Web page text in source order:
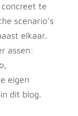
concreet te
scenario’s
elkaar.
assen:
eigen
dit blog.